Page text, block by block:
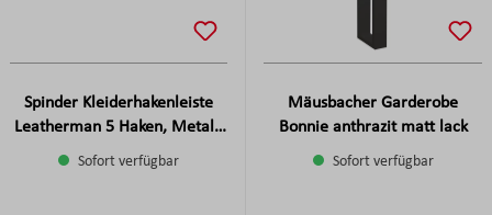
Spinder Kleiderhakenleiste
Leatherman 5 Haken, Metall:
Dusty green, ca. 70x10x7 cm
Sofort verfügbar
Mäusbacher Garderobe
Bonnie anthrazit matt lack
Sofort verfügbar